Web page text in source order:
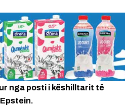
nga posti i këshilltarit të